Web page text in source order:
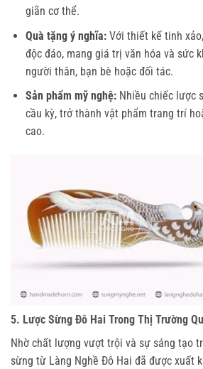
giãn cơ thể.
Quà tặng ý nghĩa:Với thiết kế tinh
độc đáo, mang giá trị văn hóa và sức
người thân, bạn bè hoặc đối tác.
Sản phẩm mỹ nghệ:Nhiều chiếc lược
cầu kỳ, trở thành vật phẩm trang trí
cao.
5. Lược Sừng Đô Hai Trong Thị Trường
Nhờ chất lượng vượt trội và sự sáng tạo
sừng từ Làng Nghề Đô Hai đã được xuất